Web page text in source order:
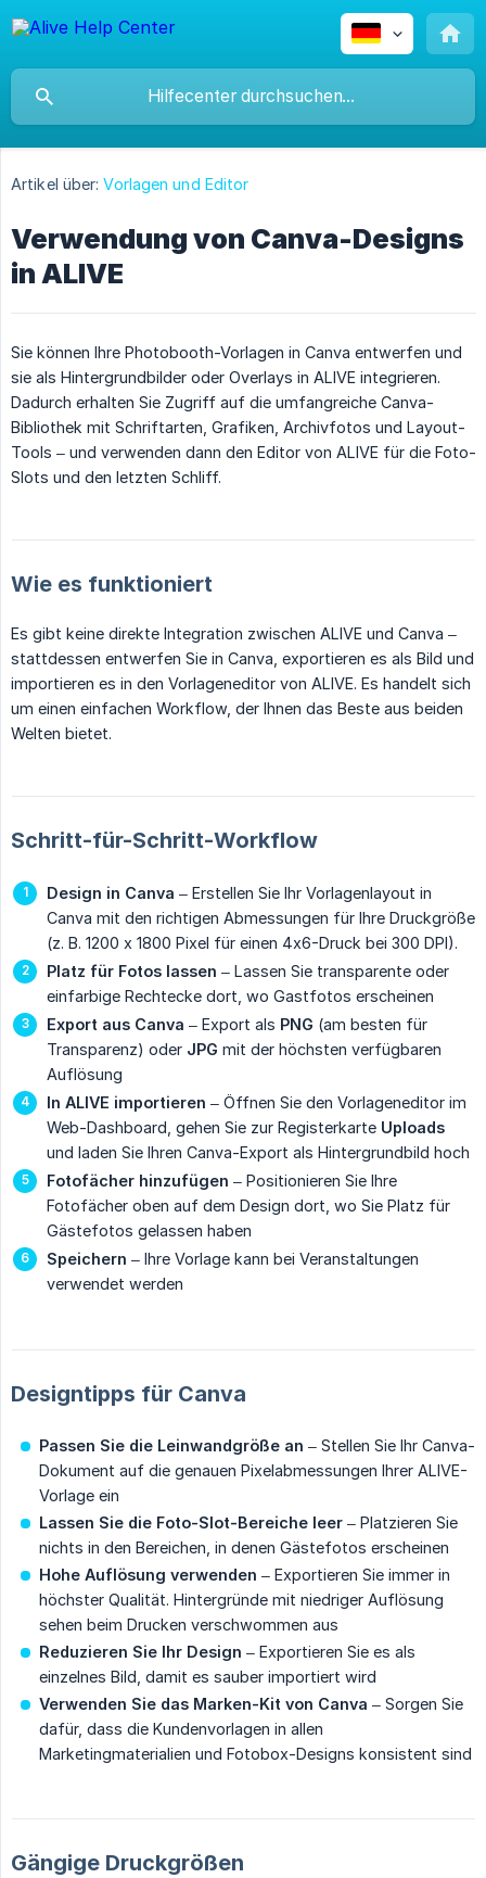
Artikel über: Vorlagen und Editor
Verwendung von Canva-Designs
in ALIVE
Sie können Ihre Photobooth-Vorlagen in Canva entwerfen und
sie als Hintergrundbilder oder Overlays in ALIVE integrieren.
Dadurch erhalten Sie Zugriff auf die umfangreiche Canva-
Bibliothek mit Schriftarten, Grafiken, Archivfotos und Layout-
Tools – und verwenden dann den Editor von ALIVE für die Foto-
Slots und den letzten Schliff.
Wie es funktioniert
Es gibt keine direkte Integration zwischen ALIVE und Canva –
stattdessen entwerfen Sie in Canva, exportieren es als Bild und
importieren es in den Vorlageneditor von ALIVE. Es handelt sich
um einen einfachen Workflow, der Ihnen das Beste aus beiden
Welten bietet.
Schritt-für-Schritt-Workflow
Design in Canva – Erstellen Sie Ihr Vorlagenlayout in
Canva mit den richtigen Abmessungen für Ihre Druckgröße
(z. B. 1200 x 1800 Pixel für einen 4x6-Druck bei 300 DPI).
Platz für Fotos lassen – Lassen Sie transparente oder
einfarbige Rechtecke dort, wo Gastfotos erscheinen
Export aus Canva – Export als PNG (am besten für
Transparenz) oder JPG mit der höchsten verfügbaren
Auflösung
In ALIVE importieren – Öffnen Sie den Vorlageneditor im
Web-Dashboard, gehen Sie zur Registerkarte Uploads
und laden Sie Ihren Canva-Export als Hintergrundbild hoch
Fotofächer hinzufügen – Positionieren Sie Ihre
Fotofächer oben auf dem Design dort, wo Sie Platz für
Gästefotos gelassen haben
Speichern – Ihre Vorlage kann bei Veranstaltungen
verwendet werden
Designtipps für Canva
Passen Sie die Leinwandgröße an – Stellen Sie Ihr Canva-
Dokument auf die genauen Pixelabmessungen Ihrer ALIVE-
Vorlage ein
Lassen Sie die Foto-Slot-Bereiche leer – Platzieren Sie
nichts in den Bereichen, in denen Gästefotos erscheinen
Hohe Auflösung verwenden – Exportieren Sie immer in
höchster Qualität. Hintergründe mit niedriger Auflösung
sehen beim Drucken verschwommen aus
Reduzieren Sie Ihr Design – Exportieren Sie es als
einzelnes Bild, damit es sauber importiert wird
Verwenden Sie das Marken-Kit von Canva – Sorgen Sie
dafür, dass die Kundenvorlagen in allen
Marketingmaterialien und Fotobox-Designs konsistent sind
Gängige Druckgrößen